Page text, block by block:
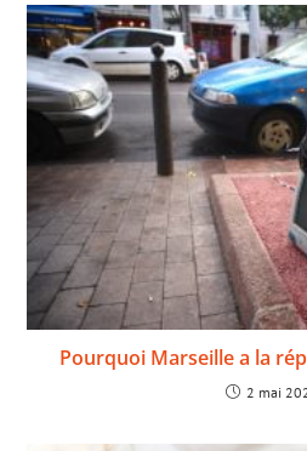
Pourquoi Marseille a la
2 mai